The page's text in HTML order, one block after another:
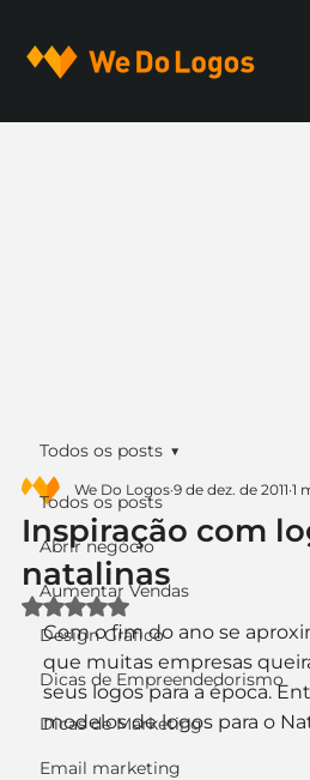
Todos os posts
Abrir negócio
Aumentar Vendas
Design Gráfico
Dicas de Empreendedorismo
Dicas de Marketing
Email marketing
Todos os posts
Inspiração com
natalinas
We Do Logos 9 de dez. de 2011 1
Avaliado com NaN de 5
Com o fim do ano se
que muitas empresas
seus logos para a época.
modelos de logos para o